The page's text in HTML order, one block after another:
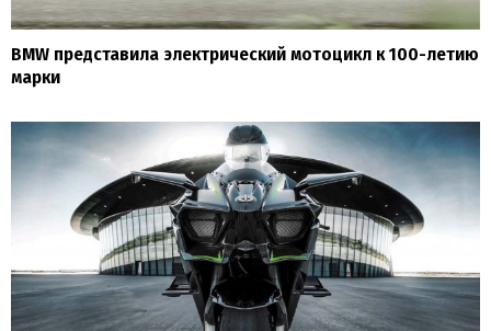
BMW представила электрический мотоцикл к 100-летию
марки